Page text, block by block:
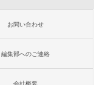
お問い合わせ
編集部へのご連絡